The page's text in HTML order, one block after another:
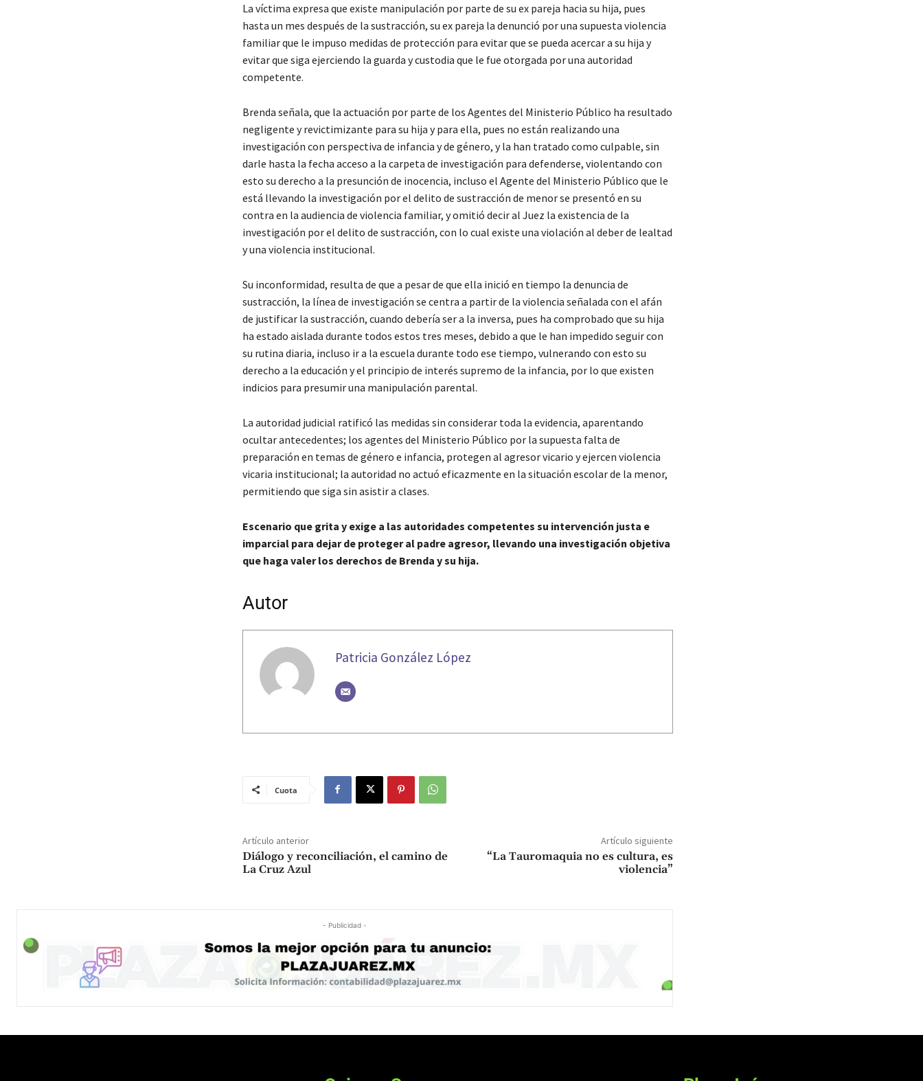
La víctima expresa que existe manipulación por parte de su ex pareja hacia su hija, pues
hasta un mes después de la sustracción, su ex pareja la denunció por una supuesta violencia
familiar que le impuso medidas de protección para evitar que se pueda acercar a su hija y
evitar que siga ejerciendo la guarda y custodia que le fue otorgada por una autoridad
competente.
Brenda señala, que la actuación por parte de los Agentes del Ministerio Público ha resultado
negligente y revictimizante para su hija y para ella, pues no están realizando una
investigación con perspectiva de infancia y de género, y la han tratado como culpable, sin
darle hasta la fecha acceso a la carpeta de investigación para defenderse, violentando con
esto su derecho a la presunción de inocencia, incluso el Agente del Ministerio Público que le
está llevando la investigación por el delito de sustracción de menor se presentó en su
contra en la audiencia de violencia familiar, y omitió decir al Juez la existencia de la
investigación por el delito de sustracción, con lo cual existe una violación al deber de lealtad
y una violencia institucional.
Su inconformidad, resulta de que a pesar de que ella inició en tiempo la denuncia de
sustracción, la línea de investigación se centra a partir de la violencia señalada con el afán
de justificar la sustracción, cuando debería ser a la inversa, pues ha comprobado que su hija
ha estado aislada durante todos estos tres meses, debido a que le han impedido seguir con
su rutina diaria, incluso ir a la escuela durante todo ese tiempo, vulnerando con esto su
derecho a la educación y el principio de interés supremo de la infancia, por lo que existen
indicios para presumir una manipulación parental.
La autoridad judicial ratificó las medidas sin considerar toda la evidencia, aparentando
ocultar antecedentes; los agentes del Ministerio Público por la supuesta falta de
preparación en temas de género e infancia, protegen al agresor vicario y ejercen violencia
vicaria institucional; la autoridad no actuó eficazmente en la situación escolar de la menor,
permitiendo que siga sin asistir a clases.
Escenario que grita y exige a las autoridades competentes su intervención justa e
imparcial para dejar de proteger al padre agresor, llevando una investigación objetiva
que haga valer los derechos de Brenda y su hija.
Autor
Patricia González López
Cuota
Artículo anterior
Diálogo y reconciliación, el camino de
La Cruz Azul
Artículo siguiente
“La Tauromaquia no es cultura, es
violencia”
- Publicidad -